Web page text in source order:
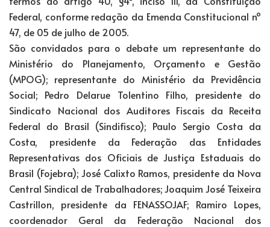
Federal, conforme redação da Emenda Constitucional nº
47, de 05 de julho de 2005.
São convidados para o debate um representante do
Ministério do Planejamento, Orçamento e Gestão
(MPOG); representante do Ministério da Previdência
Social; Pedro Delarue Tolentino Filho, presidente do
Sindicato Nacional dos Auditores Fiscais da Receita
Federal do Brasil (Sindifisco); Paulo Sergio Costa da
Costa, presidente da Federação das Entidades
Representativas dos Oficiais de Justiça Estaduais do
Brasil (Fojebra); José Calixto Ramos, presidente da Nova
Central Sindical de Trabalhadores; Joaquim José Teixeira
Castrillon, presidente da FENASSOJAF; Ramiro Lopes,
coordenador Geral da Federação Nacional dos